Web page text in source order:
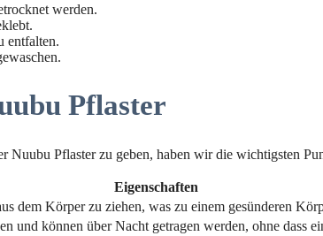
werden.
entfalten.
Pflaster
Pflaster zu geben, haben wir die wichtigsten
Eigenschaften
dem Körper zu ziehen, was zu einem gesünderen
und können über Nacht getragen werden, ohne dass